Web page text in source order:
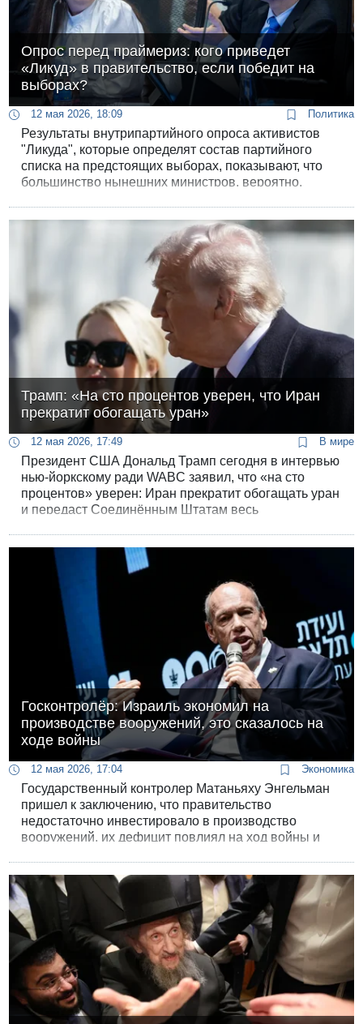
Опрос перед праймериз: кого приведет
«Ликуд» в правительство, если победит на
выборах?
12 мая 2026, 18:09 Политика
Результаты внутрипартийного опроса активистов
"Ликуда", которые определят состав партийного
списка на предстоящих выборах, показывают, что
большинство нынешних министров, вероятно,
Трамп: «На сто процентов уверен, что Иран
прекратит обогащать уран»
12 мая 2026, 17:49 В мире
Президент США Дональд Трамп сегодня в интервью
нью-йоркскому ради WABC заявил, что «на сто
процентов» уверен: Иран прекратит обогащать уран
и передаст Соединённым Штатам весь
Госконтролёр: Израиль экономил на
производстве вооружений, это сказалось на
ходе войны
12 мая 2026, 17:04 Экономика
Государственный контролер Матаньяху Энгельман
пришел к заключению, что правительство
недостаточно инвестировало в производство
вооружений, их дефицит повлиял на ход войны и